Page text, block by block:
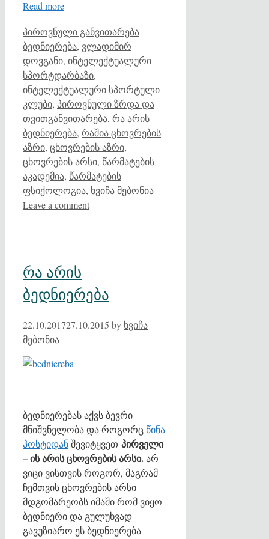
Read more
Categories
პიროვნული განვითარებაTags
ბედნიერება, ვლადიმირ
დოვგანი, ინტელექტუალური
სპორტდარბაზი,
ინტელექტუალური სპორტული
კლუბი, პიროვნული ზრდა და
თვითგანვითარება, რა არის
ბედნიერება, რაშია ცხოვრების
აზრი, ცხოვრების აზრი,
ცხოვრების არსი, წარმატების
აკადემია, წარმატების
ფსიქოლოგია, ხვიჩა მებონია
Leave a comment
რა არის
ბედნიერება
22.10.201727.10.2015 by ხვიჩა
მებონია
ბედნიერებას აქვს ბევრი
მნიშვნელობა და როგორც წინა
პოსტიდანშევიტყვეთ პირველი
– ის არის ცხოვრების არსი.არ
ვიცი ვისთვის როგორ, მაგრამ
ჩემთვის ცხოვრების არსი
მდგომარეობს იმაში რომ ვიყო
ბედნიერი და გულუხვად
გავუზიარო ეს ბედნიერება